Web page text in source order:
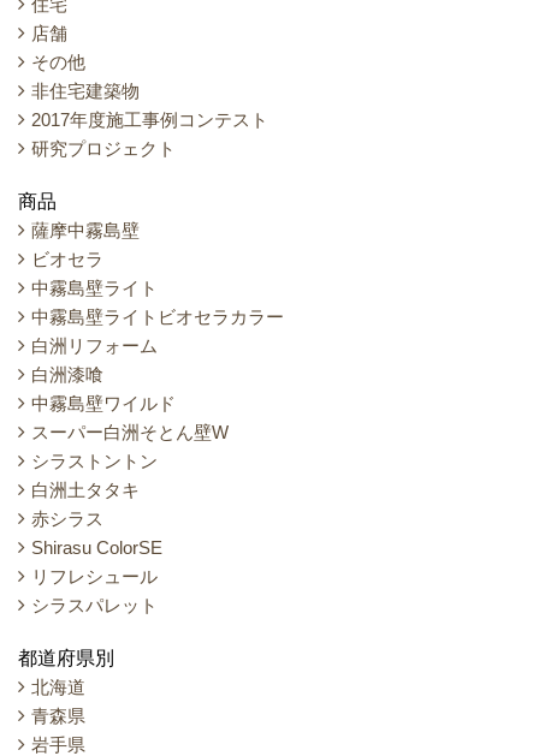
住宅
店舗
その他
非住宅建築物
2017年度施工事例コンテスト
研究プロジェクト
商品
薩摩中霧島壁
ビオセラ
中霧島壁ライト
中霧島壁ライトビオセラカラー
白洲リフォーム
白洲漆喰
中霧島壁ワイルド
スーパー白洲そとん壁W
シラストントン
白洲土タタキ
赤シラス
Shirasu ColorSE
リフレシュール
シラスパレット
都道府県別
北海道
青森県
岩手県